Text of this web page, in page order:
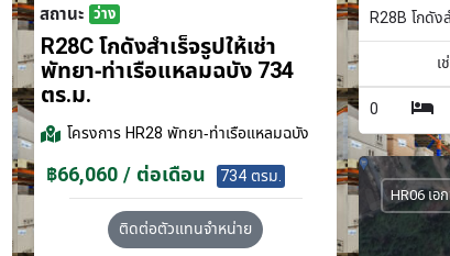
สถานะ ว่าง
R28C โกดังสำเร็จรูปให้เช่า
พัทยา-ท่าเรือแหลมฉบัง 734
ตร.ม.
โครงการHR28 พัทยา-ท่าเรือแหลมฉบัง
฿66,060 / ต่อเดือน 734 ตรม.
ติดต่อตัวแทนจำหน่าย
R28B โกดัง
เ
0
HR06 เอ